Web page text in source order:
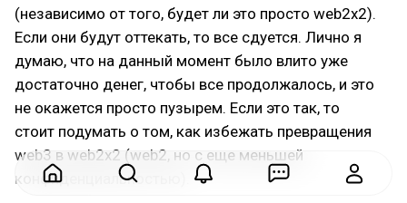
(независимо от того, будет ли это просто web2x2).
Если они будут оттекать, то все сдуется. Лично я
думаю, что на данный момент было влито уже
достаточно денег, чтобы все продолжалось, и это
не окажется просто пузырем. Если это так, то
стоит подумать о том, как избежать превращения
web3 в web2x2 (web2, но с еще меньшей
конфиденциальностью).